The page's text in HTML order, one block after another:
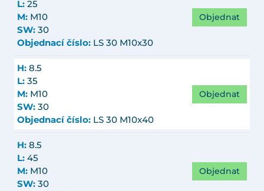
L: 25
M: M10
SW: 30
Objednací číslo: LS 30 M10x30
Objednat
H: 8.5
L: 35
M: M10
SW: 30
Objednací číslo: LS 30 M10x40
Objednat
H: 8.5
L: 45
M: M10
SW: 30
Objednat